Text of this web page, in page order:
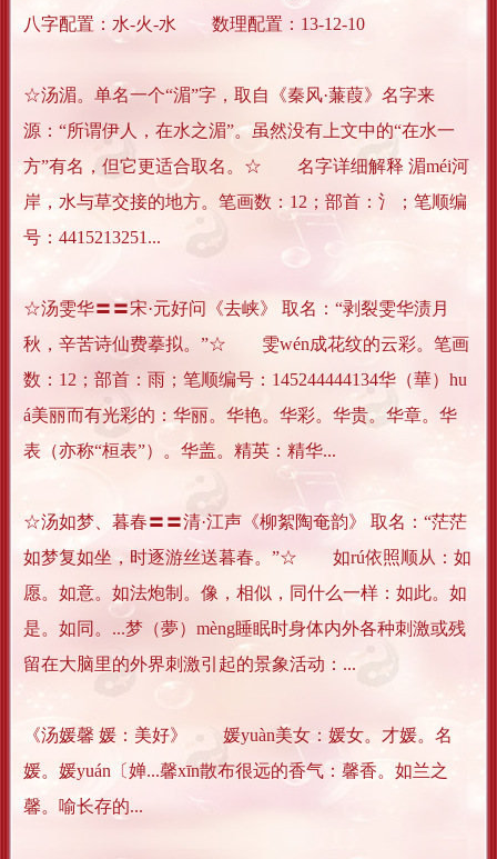
八字配置：水-火-水 数理配置：13-12-10
☆汤湄。单名一个“湄”字，取自《秦风·蒹葭》名字来
源：“所谓伊人，在水之湄”。虽然没有上文中的“在水一
方”有名，但它更适合取名。☆ 名字详细解释 湄méi河
岸，水与草交接的地方。笔画数：12；部首：氵；笔顺编
号：4415213251...
☆汤雯华〓〓宋·元好问《去峡》 取名：“剥裂雯华渍月
秋，辛苦诗仙费摹拟。”☆ 雯wén成花纹的云彩。笔画
数：12；部首：雨；笔顺编号：145244444134华（華）hu
á美丽而有光彩的：华丽。华艳。华彩。华贵。华章。华
表（亦称“桓表”）。华盖。精英：精华...
☆汤如梦、暮春〓〓清·江声《柳絮陶奄韵》 取名：“茫茫
如梦复如坐，时逐游丝送暮春。”☆ 如rú依照顺从：如
愿。如意。如法炮制。像，相似，同什么一样：如此。如
是。如同。...梦（夢）mèng睡眠时身体内外各种刺激或残
留在大脑里的外界刺激引起的景象活动：...
《汤媛馨 媛：美好》 媛yuàn美女：媛女。才媛。名
媛。媛yuán〔婵...馨xīn散布很远的香气：馨香。如兰之
馨。喻长存的...